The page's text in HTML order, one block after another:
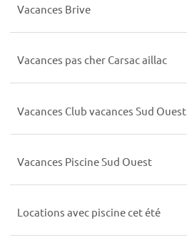
Vacances Brive
Vacances pas cher Carsac aillac
Vacances Club vacances Sud Ouest
Vacances Piscine Sud Ouest
Locations avec piscine cet été